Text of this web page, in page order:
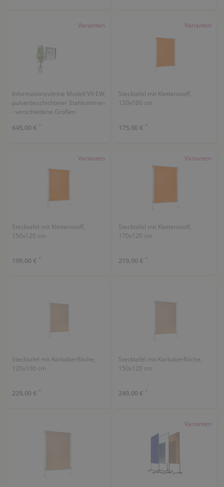
Varianten
Informationsvitrine Modell V9 EW,
pulverbeschichteter Stahlrahmen
- verschiedene Größen
645,00 € *
Varianten
Stecktafel mit Klettenstoff,
120x100 cm
175,00 € *
Varianten
Stecktafel mit Klettenstoff,
150x120 cm
199,00 € *
Varianten
Stecktafel mit Klettenstoff,
170x120 cm
219,00 € *
Stecktafel mit Korkoberfläche,
120x100 cm
229,00 € *
Stecktafel mit Korkoberfläche,
150x120 cm
249,00 € *
Varianten